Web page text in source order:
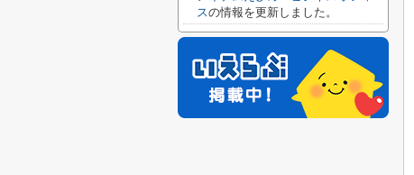
スの情報を更新しました。